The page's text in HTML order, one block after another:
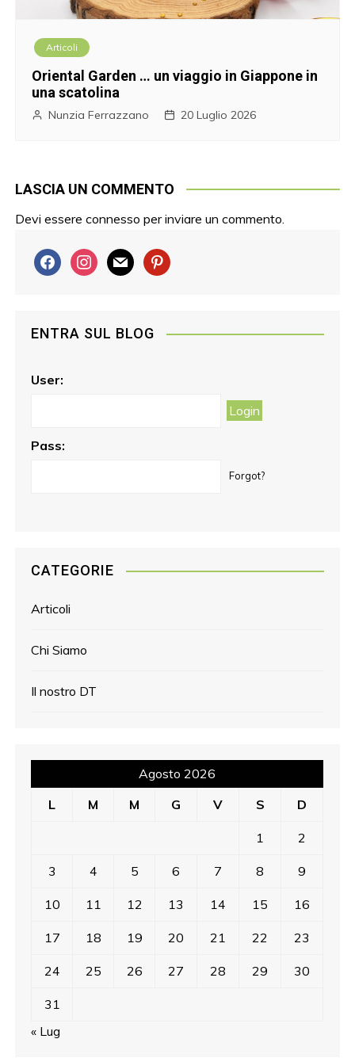
Articoli
Oriental Garden … un viaggio in Giappone in
una scatolina
Nunzia Ferrazzano 20 Luglio 2026
LASCIA UN COMMENTO
Devi essereconnesso per inviare un commento.
f
a
b
o
i
n
a
m
a
p
e
ENTRA SUL BLOG
User:
Pass:
Forgot?
CATEGORIE
Articoli
Chi Siamo
Il nostro DT
Agosto 2026
L
M M G V S D
1 2
3 4 5 6 7 8 9
10 11 12 13 14 15 16
17 18 19 20 21 22 23
24 25 26 27 28 29 30
31
« Lug